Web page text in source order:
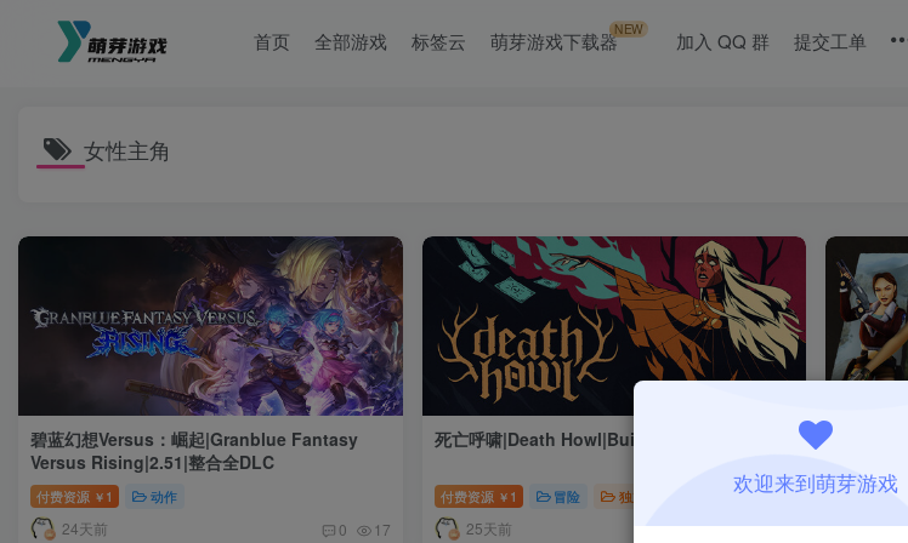
首页 全部游戏 标签云 萌芽游戏下载器NEW 加入 QQ 群 提交工单
女性主角
碧蓝幻想Versus：崛起|Granblue Fantasy
Versus Rising|2.51|整合全DLC
付费资源 ￥ 1 动作
24天前 0 17
死亡呼啸|Death Howl|Build22568280
付费资源 ￥ 1 冒险 独立
25天前 0 5
古墓丽
付费资源
25天
欢迎来到萌芽游戏